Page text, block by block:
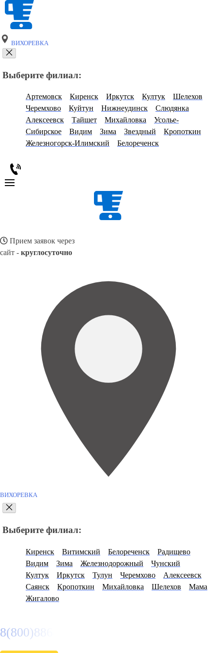
ВИХОРЕВКА
Выберите филиал:
Артемовск Киренск Иркутск Култук
Шелехов
Черемхово
Куйтун Нижнеудинск
Слюдянка
Алексеевск
Тайшет Михайловка
Усолье-
Сибирское
Видим Зима Звездный
Кропоткин
Железногорск-Илимский
Белореченск
Прием заявок через
сайт - круглосуточно
ВИХОРЕВКА
Выберите филиал:
Киренск Витимский Белореченск
Радищево
Видим
Зима Железнодорожный
Чунский
Култук
Иркутск Тулун Черемхово
Алексеевск
Саянск
Кропоткин Михайловка Шелехов
Мама
Жигалово
8(800)886486